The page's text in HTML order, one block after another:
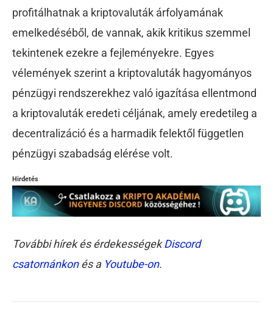
profitálhatnak a kriptovaluták árfolyamának
emelkedéséből, de vannak, akik kritikus szemmel
tekintenek ezekre a fejleményekre. Egyes
vélemények szerint a kriptovaluták hagyományos
pénzügyi rendszerekhez való igazítása ellentmond
a kriptovaluták eredeti céljának, amely eredetileg a
decentralizáció és a harmadik felektől független
pénzügyi szabadság elérése volt.
Hirdetés
További hírek és érdekességekDiscord
csatornánkonés a Youtube-on.